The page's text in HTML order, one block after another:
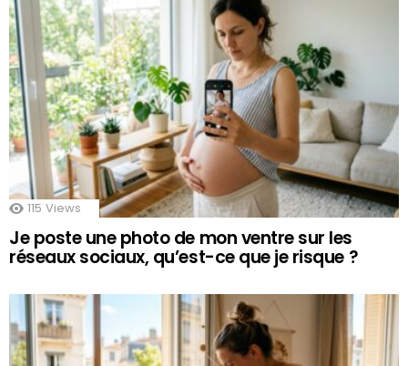
115 Views
Je poste une photo de mon ventre sur les
réseaux sociaux, qu’est-ce que je risque ?